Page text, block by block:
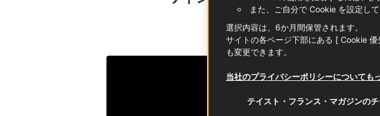
また、ご自分で Cookie を設定し
選択内容は、6か月間保管されます。
サイトの各ページ下部にある [ Cookie
も変更できます。
当社のプライバシーポリシーについても
テイスト・フランス・マガジンの